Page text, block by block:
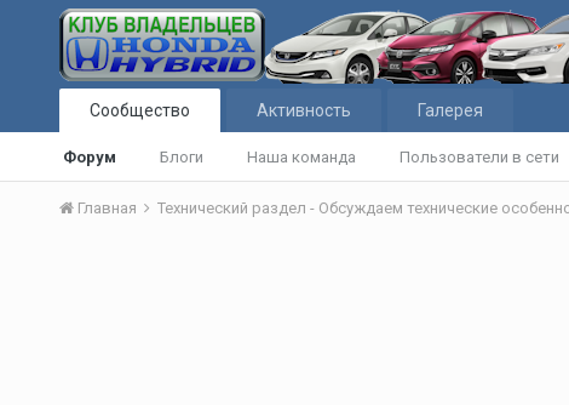
Сообщество
Форум Блоги Наша команда Пользователи в сети
Активность Галерея
Главная Технический раздел - Обсуждаем технические